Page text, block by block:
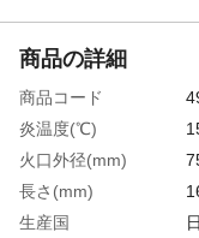
商品の詳細
商品コード
炎温度(℃)
火口外径(mm)
長さ(mm)
生産国